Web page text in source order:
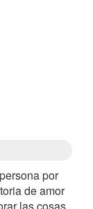
por
de amor
las cosas